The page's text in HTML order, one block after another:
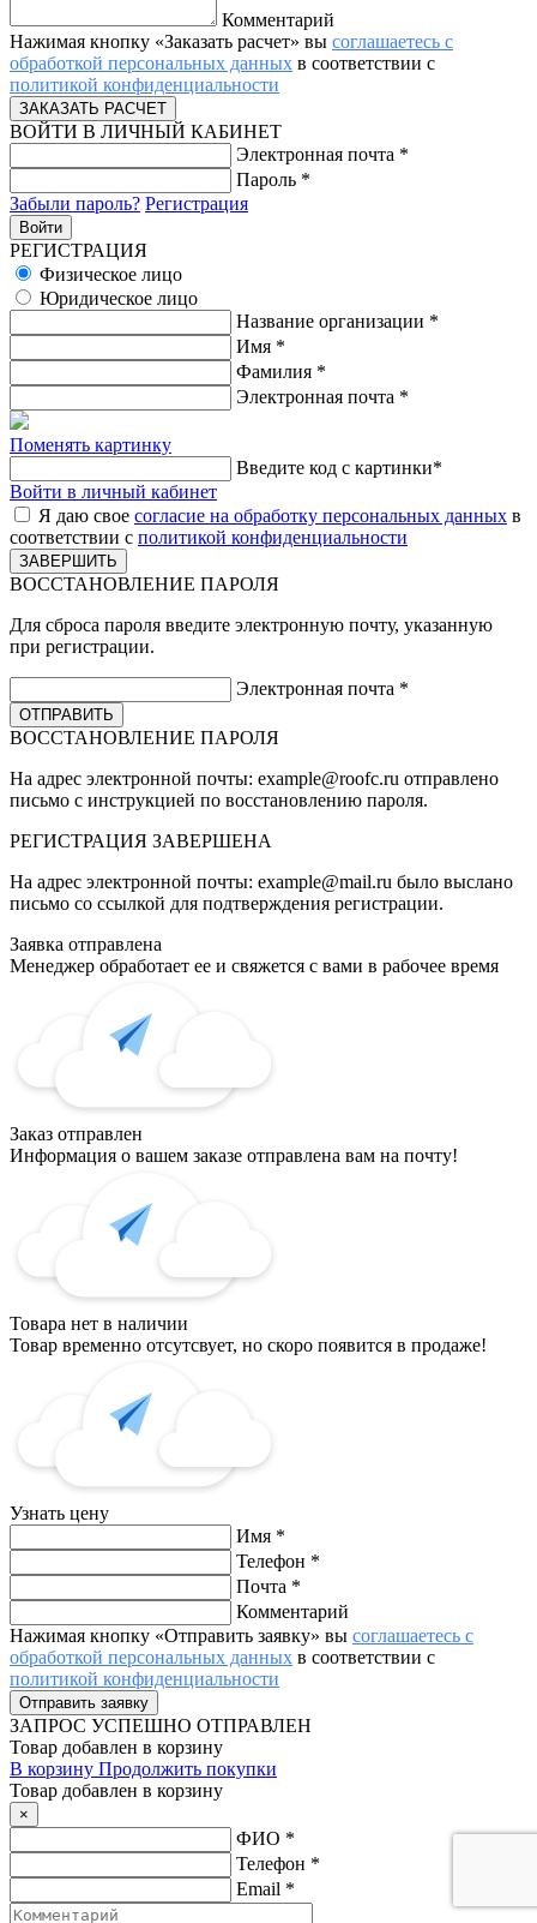
Комментарий
Нажимая кнопку «Заказать расчет» вы соглашаетесь с
обработкой персональных данных в соответствии с
политикой конфиденциальности
ВОЙТИ В ЛИЧНЫЙ КАБИНЕТ
Электронная почта *
Пароль *
Забыли пароль? Регистрация
РЕГИСТРАЦИЯ
Физическое лицо
Юридическое лицо
Название организации *
Имя *
Фамилия *
Электронная почта *
Поменять картинку
Введите код с картинки*
Войти в личный кабинет
Я даю свое согласие на обработку персональных данных в
соответствии с политикой конфиденциальности
ВОССТАНОВЛЕНИЕ ПАРОЛЯ
Для сброса пароля введите электронную почту, указанную
при регистрации.
Электронная почта *
ВОССТАНОВЛЕНИЕ ПАРОЛЯ
На адрес электронной почты: example@roofc.ru отправлено
письмо с инструкцией по восстановлению пароля.
РЕГИСТРАЦИЯ ЗАВЕРШЕНА
На адрес электронной почты: example@mail.ru было выслано
письмо со ссылкой для подтверждения регистрации.
Заявка отправлена
Менеджер обработает ее и свяжется с вами в рабочее время
Заказ отправлен
Информация о вашем заказе отправлена вам на почту!
Товара нет в наличии
Товар временно отсутсвует, но скоро появится в продаже!
Узнать цену
Имя *
Телефон *
Почта *
Комментарий
Нажимая кнопку «Отправить заявку» вы соглашаетесь с
обработкой персональных данных в соответствии с
политикой конфиденциальности
ЗАПРОС УСПЕШНО ОТПРАВЛЕН
Товар добавлен в корзину
В корзину Продолжить покупки
Товар добавлен в корзину
×
ФИО *
Телефон *
Email *